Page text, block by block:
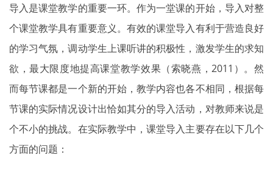
导入是课堂教学的重要一环。作为一堂课的开始，导入对整
个课堂教学具有重要意义。有效的课堂导入有利于营造良好
的学习气氛，调动学生上课听讲的积极性，激发学生的求知
欲，最大限度地提高课堂教学效果（索晓燕，2011）。然
而每节课都是一个新的开始，教学内容也各不相同，根据每
节课的实际情况设计出恰如其分的导入活动，对教师来说是
个不小的挑战。在实际教学中，课堂导入主要存在以下几个
方面的问题：